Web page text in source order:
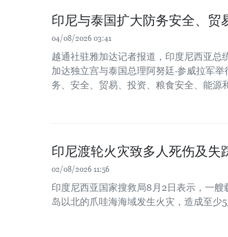
印尼与泰国扩大防务安全、贸
04/08/2026 03:41
越通社驻雅加达记者报道，印度尼西亚总
加达独立宫与泰国总理阿努廷·参威拉军
务、安全、贸易、投资、粮食安全、能源
印尼渡轮火灾致多人死伤及失
02/08/2026 11:56
印度尼西亚国家搜救局8月2日表示，一
岛以北的爪哇海海域发生火灾，造成至少